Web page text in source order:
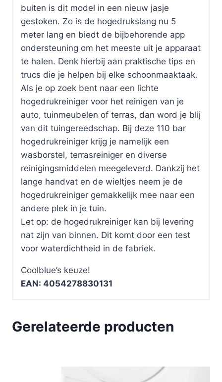
buiten is dit model in een nieuw jasje
gestoken. Zo is de hogedrukslang nu 5
meter lang en biedt de bijbehorende app
ondersteuning om het meeste uit je apparaat
te halen. Denk hierbij aan praktische tips en
trucs die je helpen bij elke schoonmaaktaak.
Als je op zoek bent naar een lichte
hogedrukreiniger voor het reinigen van je
auto, tuinmeubelen of terras, dan word je blij
van dit tuingereedschap. Bij deze 110 bar
hogedrukreiniger krijg je namelijk een
wasborstel, terrasreiniger en diverse
reinigingsmiddelen meegeleverd. Dankzij het
lange handvat en de wieltjes neem je de
hogedrukreiniger gemakkelijk mee naar een
andere plek in je tuin.
Let op: de hogedrukreiniger kan bij levering
nat zijn van binnen. Dit komt door een test
voor waterdichtheid in de fabriek.
Coolblue’s keuze!
EAN: 4054278830131
Gerelateerde producten